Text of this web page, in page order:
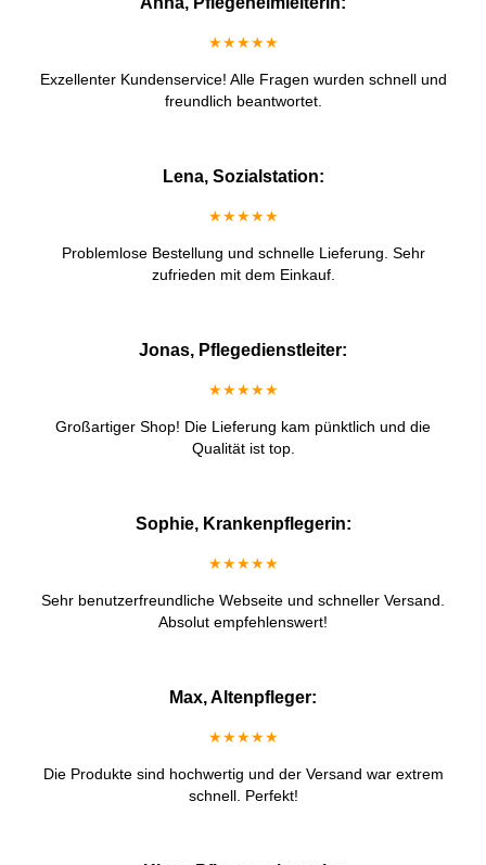
★★★★★
Exzellenter Kundenservice! Alle Fragen wurden schnell und
freundlich beantwortet.
Lena, Sozialstation:
★★★★★
Problemlose Bestellung und schnelle Lieferung. Sehr
zufrieden mit dem Einkauf.
Jonas, Pflegedienstleiter:
★★★★★
Großartiger Shop! Die Lieferung kam pünktlich und die
Qualität ist top.
Sophie, Krankenpflegerin:
★★★★★
Sehr benutzerfreundliche Webseite und schneller Versand.
Absolut empfehlenswert!
Max, Altenpfleger:
★★★★★
Die Produkte sind hochwertig und der Versand war extrem
schnell. Perfekt!